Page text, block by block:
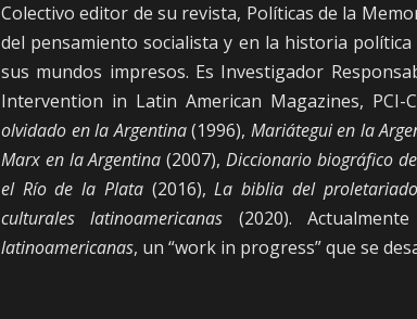
Colectivo editor de su revista, Políticas de la
del pensamiento socialista y en la historia
sus mundos impresos. Es Investigador
Intervention in Latin American Magazines,
olvidado en la Argentina(1996), Mariátegui en la
Marx en la Argentina (2007),Diccionario biográfico
el Río de la Plata(2016),La biblia del proletariado
culturales latinoamericanas (2020).
latinoamericanas, un “work in progress” que se